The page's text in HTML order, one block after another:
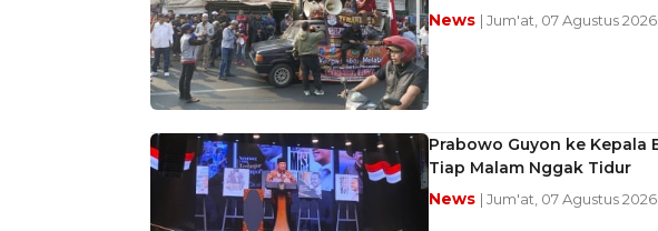
News | Jum'at, 07 Agustus 2026
Prabowo Guyon ke Kepala
Tiap Malam Nggak Tidur
News | Jum'at, 07 Agustus 2026